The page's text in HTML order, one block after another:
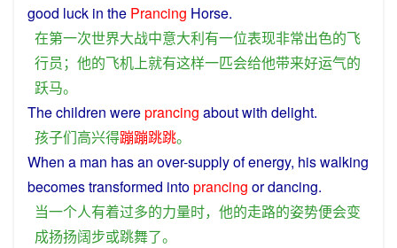
good luck in the Prancing Horse.
在第一次世界大战中意大利有一位表现非常出色的飞
行员 ； 他的飞机上就有这样一匹会给他带来好运气的
跃马。
Thechildren wereprancing about with delight.
孩子们高兴得蹦蹦跳跳。
When a man hasan over-supplyofenergy, hiswalking
becomestransformed intoprancing ordancing.
当一个人有着过多的力量时， 他的走路的姿势便会变
成扬扬阔步或跳舞了。